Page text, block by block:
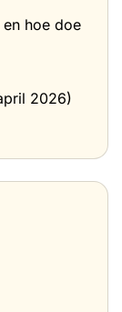
hoe doe
2026)